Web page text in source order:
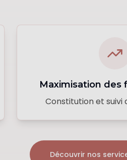
Maximisation des
Constitution et suivi
Découvrir nos